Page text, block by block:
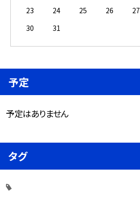
23
24 25 26 27
30
31
予定
予定はありません
タグ